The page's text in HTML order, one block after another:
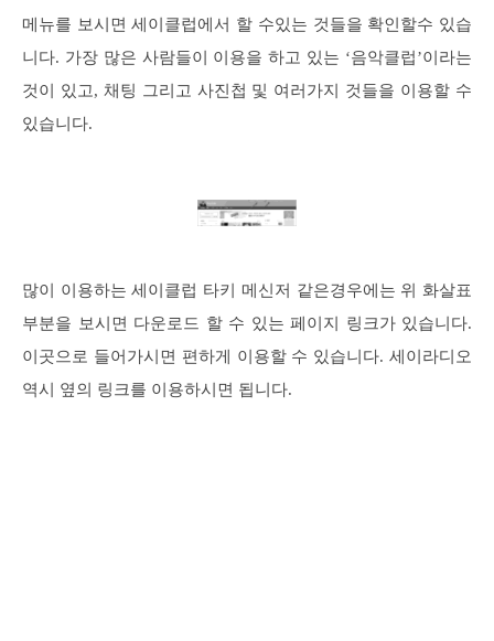
메뉴를 보시면 세이클럽에서 할 수있는 것들을 확인할수 있습
니다. 가장 많은 사람들이 이용을 하고 있는 ‘음악클럽’이라는
것이 있고, 채팅 그리고 사진첩 및 여러가지 것들을 이용할 수
있습니다.
많이 이용하는 세이클럽 타키 메신저 같은경우에는 위 화살표
부분을 보시면 다운로드 할 수 있는 페이지 링크가 있습니다.
이곳으로 들어가시면 편하게 이용할 수 있습니다. 세이라디오
역시 옆의 링크를 이용하시면 됩니다.